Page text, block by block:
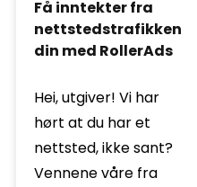
Få inntekter fra
nettstedstrafikken
din med RollerAds
Hei, utgiver! Vi har
hørt at du har et
nettsted, ikke sant?
Vennene våre fra